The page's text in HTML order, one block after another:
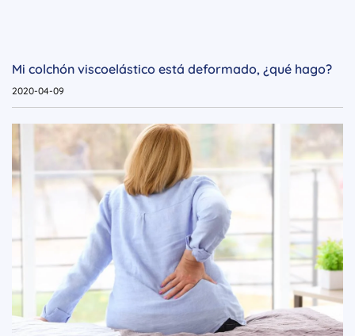
Mi colchón viscoelástico está deformado, ¿qué hago?
2020-04-09